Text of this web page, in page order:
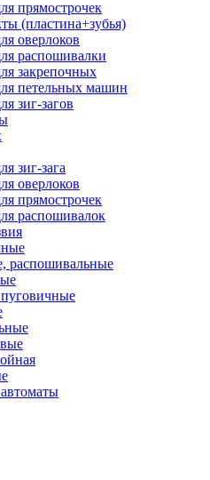
прямострочек
(пластина+зубья)
оверлоков
распошивалки
закрепочных
петельных машин
зиг-загов
зиг-зага
оверлоков
прямострочек
распошивалок
распошивальные